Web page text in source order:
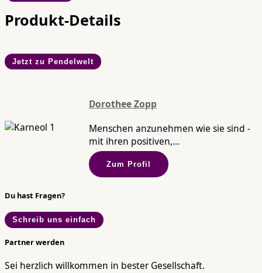
Produkt-Details
Jetzt zu Pendelwelt
Dorothee Zopp
Menschen anzunehmen wie sie sind -
mit ihren positiven,...
Zum Profil
Du hast Fragen?
Schreib uns einfach
Partner werden
Sei herzlich willkommen in bester Gesellschaft.